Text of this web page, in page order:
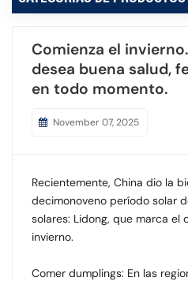
Comienza el
desea buena salud,
en todo momento.
November 07, 2025
Recientemente, China dio la
decimonoveno período solar
solares: Lidong, que marca el
invierno.
Comer dumplings: En las